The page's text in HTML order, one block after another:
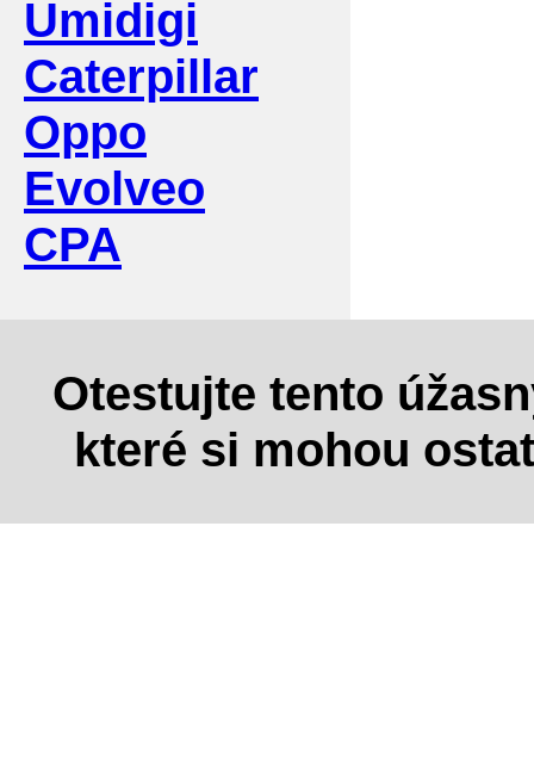
Umidigi
Caterpillar
Oppo
Evolveo
CPA
Otestujte tento
které si mohou